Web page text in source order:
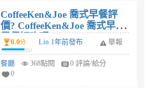
CoffeeKen&Joe 喬式早餐評
價? CoffeeKen&Joe 喬式早餐
早餐好吃嗎?
0.0分 Lin 1年前發布 舉報
餐廳 368點閱
0 評論/給分
0